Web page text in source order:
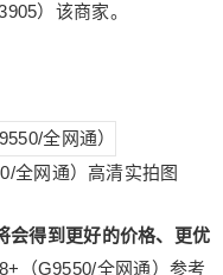
）该商家。
全网通）高清实拍图
会得到更好的价格、更优
（G9550/全网通）参考